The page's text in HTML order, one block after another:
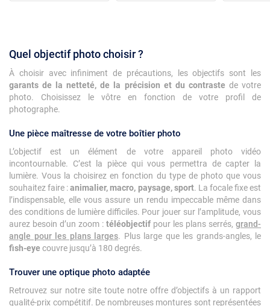
Quel objectif photo choisir ?
À choisir avec infiniment de précautions, les objectifs sont les
garants de la netteté, de la précision et du contraste de votre
photo. Choisissez le vôtre en fonction de votre profil de
photographe.
Une pièce maîtresse de votre boîtier photo
L’objectif est un élément de votre appareil photo vidéo
incontournable. C’est la pièce qui vous permettra de capter la
lumière. Vous la choisirez en fonction du type de photo que vous
souhaitez faire :animalier, macro, paysage, sport. La focale fixe est
l’indispensable, elle vous assure un rendu impeccable même dans
des conditions de lumière difficiles. Pour jouer sur l’amplitude, vous
aurez besoin d’un zoom : téléobjectif pour les plans serrés, grand-
angle pour les plans larges. Plus large que les grands-angles, le
fish-eye couvre jusqu’à 180 degrés.
Trouver une optique photo adaptée
Retrouvez sur notre site toute notre offre d’objectifs à un rapport
qualité-prix compétitif. De nombreuses montures sont représentées